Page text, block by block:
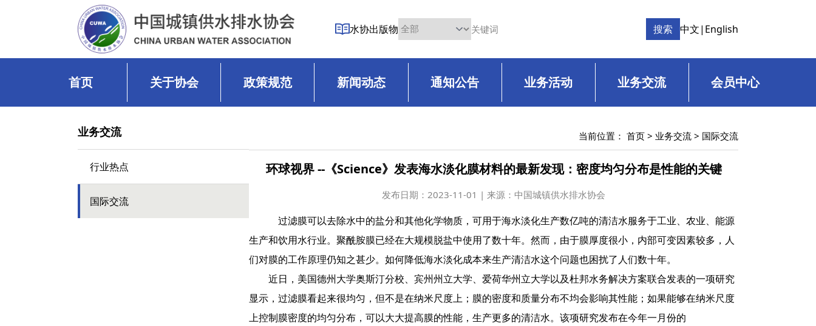
水协出版物 搜索 中文| English
首页 关于协会 政策规范 新闻动态 通知公告 业务活动 业务交流 会员中心
业务交流
行业热点
国际交流
当前位置： 首页 > 业务交流 > 国际交流
环球视界 --《Science》发表海水淡化膜材料的最新发现：密度均匀分布是性能的关键
发布日期： 2023-11-01 | 来源：中国城镇供水排水协会
过滤膜可以去除水中的盐分和其他化学物质，可用于海水淡化生产数亿吨的清洁水服务于工业、农业、能源
生产和饮用水行业。聚酰胺膜已经在大规模脱盐中使用了数十年。然而，由于膜厚度很小，内部可变因素较多，人
们对膜的工作原理仍知之甚少。如何降低海水淡化成本来生产清洁水这个问题也困扰了人们数十年。
近日，美国德州大学奥斯汀分校、宾州州立大学、爱荷华州立大学以及杜邦水务解决方案联合发表的一项研究
显示，过滤膜看起来很均匀，但不是在纳米尺度上；膜的密度和质量分布不均会影响其性能；如果能够在纳米尺度
上控制膜密度的均匀分布，可以大大提高膜的性能，生产更多的清洁水。该项研究发布在今年一月份的